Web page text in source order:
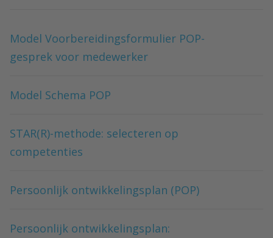
Model Voorbereidingsformulier POP-
gesprek voor medewerker
Model Schema POP
STAR(R)-methode: selecteren op
competenties
Persoonlijk ontwikkelingsplan (POP)
Persoonlijk ontwikkelingsplan: